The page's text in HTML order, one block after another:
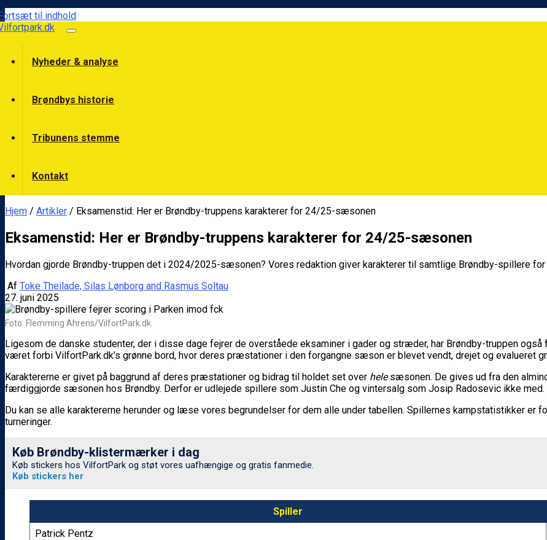
til indhold
Nyheder & analyse
Brøndbys historie
Tribunens stemme
Kontakt
Hjem / Artikler / Eksamenstid: Her er Brøndby-truppens karakterer for 24/25-sæsonen
Eksamenstid: Her er Brøndby-truppens karakterer for 24/25-sæsonen
Hvordan gjorde Brøndby-truppen det i 2024/2025-sæsonen? Vores redaktion giver karakterer til samtlige Brøndby-spillere
Af Toke Theilade, Silas Lønborg and Rasmus Soltau
27. juni 2025
Foto: Flemming Ahrens/VilfortPark.dk
Ligesom de danske studenter, der i disse dage fejrer de overståede eksaminer i gader og stræder, har Brøndby-truppen
været forbi VilfortPark.dk’s grønne bord, hvor deres præstationer i den forgangne sæson er blevet vendt, drejet og evalueret
Karaktererne er givet på baggrund af deres præstationer og bidrag til holdet set over helesæsonen. De gives ud fra den
færdiggjorde sæsonen hos Brøndby. Derfor er udlejede spillere som Justin Che og vintersalg som Josip Radosevic ikke med.
Du kan se alle karaktererne herunder og læse vores begrundelser for dem alle under tabellen. Spillernes kampstatistikker
turneringer.
Køb Brøndby-klistermærker i dag
Køb stickers hos VilfortPark og støt vores uafhængige og gratis fanmedie.
Køb stickers her
Spiller
Patrick Pentz